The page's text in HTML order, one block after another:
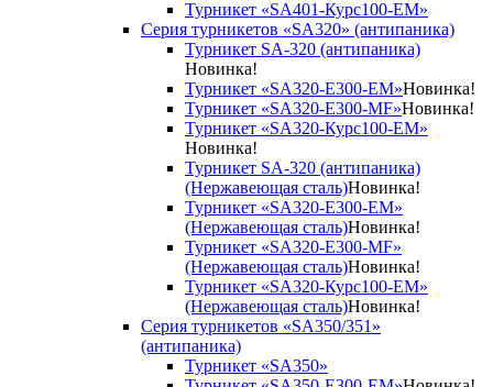
Турникет «SA401-Курс100-EM»
Серия турникетов «SA320» (антипаника)
Турникет SA-320 (антипаника)
Новинка!
Турникет «SA320-Е300-EM»Новинка!
Турникет «SA320-Е300-MF»Новинка!
Турникет «SA320-Курс100-EM»
Новинка!
Турникет SA-320 (антипаника)
(Нержавеющая сталь)Новинка!
Турникет «SA320-Е300-EM»
(Нержавеющая сталь)Новинка!
Турникет «SA320-Е300-MF»
(Нержавеющая сталь)Новинка!
Турникет «SA320-Курс100-EM»
(Нержавеющая сталь)Новинка!
Серия турникетов «SA350/351»
(антипаника)
Турникет «SA350»